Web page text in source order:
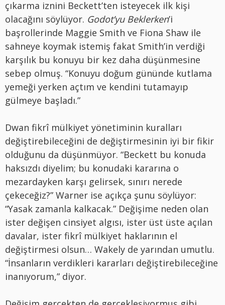
çıkarma iznini Beckett’ten isteyecek ilk kişi
olacağını söylüyor. Godot’yu Beklerken’i
başrollerinde Maggie Smith ve Fiona Shaw ile
sahneye koymak istemiş fakat Smith’in verdiği
karşılık bu konuyu bir kez daha düşünmesine
sebep olmuş. “Konuyu doğum gününde kutlama
yemeği yerken açtım ve kendini tutamayıp
gülmeye başladı.”
Dwan fikrî mülkiyet yönetiminin kuralları
değiştirebileceğini de değiştirmesinin iyi bir fikir
olduğunu da düşünmüyor. “Beckett bu konuda
haksızdı diyelim; bu konudaki kararına o
mezardayken karşı gelirsek, sınırı nerede
çekeceğiz?” Warner ise açıkça şunu söylüyor:
“Yasak zamanla kalkacak.” Değişime neden olan
ister değişen cinsiyet algısı, ister üst üste açılan
davalar, ister fikrî mülkiyet haklarının el
değiştirmesi olsun… Wakely de yarından umutlu.
“İnsanların verdikleri kararları değiştirebileceğine
inanıyorum,” diyor.